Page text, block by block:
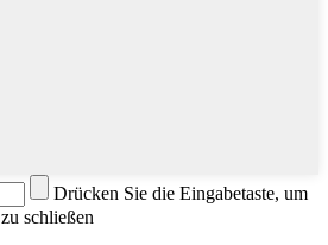
Drücken Sie die Eingabetaste, um
schließen